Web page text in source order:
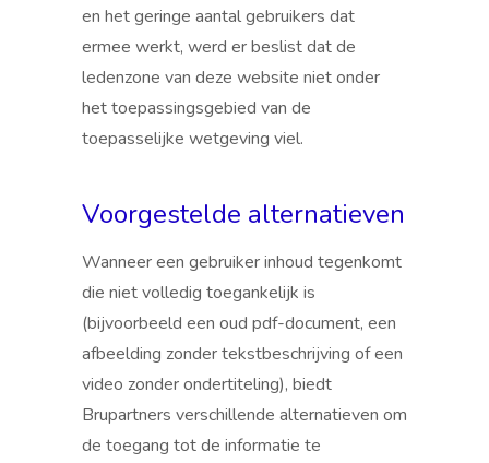
en het geringe aantal gebruikers dat
ermee werkt, werd er beslist dat de
ledenzone van deze website niet onder
het toepassingsgebied van de
toepasselijke wetgeving viel.
Voorgestelde alternatieven
Wanneer een gebruiker inhoud tegenkomt
die niet volledig toegankelijk is
(bijvoorbeeld een oud pdf-document, een
afbeelding zonder tekstbeschrijving of een
video zonder ondertiteling), biedt
Brupartners verschillende alternatieven om
de toegang tot de informatie te